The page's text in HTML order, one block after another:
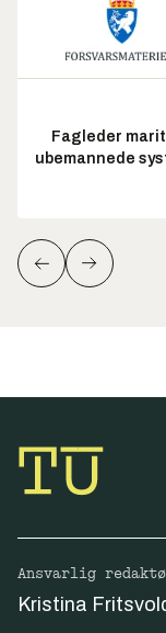
Fagleder
ubemannede
Ansvarlig
Kristina